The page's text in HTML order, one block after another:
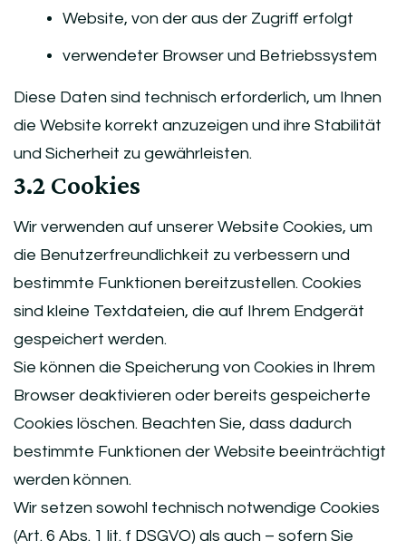
Website, von der aus der Zugriff erfolgt
verwendeter Browser und Betriebssystem
Diese Daten sind technisch erforderlich, um Ihnen
die Website korrekt anzuzeigen und ihre Stabilität
und Sicherheit zu gewährleisten.
3.2 Cookies
Wir verwenden auf unserer Website Cookies, um
die Benutzerfreundlichkeit zu verbessern und
bestimmte Funktionen bereitzustellen. Cookies
sind kleine Textdateien, die auf Ihrem Endgerät
gespeichert werden.
Sie können die Speicherung von Cookies in Ihrem
Browser deaktivieren oder bereits gespeicherte
Cookies löschen. Beachten Sie, dass dadurch
bestimmte Funktionen der Website beeinträchtigt
werden können.
Wir setzen sowohl technisch notwendige Cookies
(Art. 6 Abs. 1 lit. f DSGVO) als auch – sofern Sie